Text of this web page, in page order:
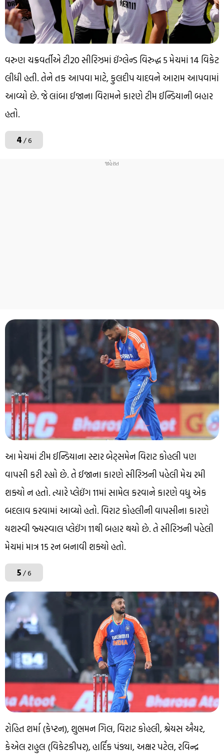
વરુણ ચક્રવર્તીએ ટી20 સીરિઝમાં ઈંગ્લેન્ડ વિરુદ્ધ 5 મેચમાં 14 વિકેટ
લીધી હતી. તેને તક આપવા માટે, કુલદીપ યાદવને આરામ આપવામાં
આવ્યો છે. જે લાંબા ઈજાના વિરામને કારણે ટીમ ઈન્ડિયાની બહાર
હતો.
4/ 6
આ મેચમાં ટીમ ઈન્ડિયાના સ્ટાર બેટ્સમેન વિરાટ કોહલી પણ
વાપસી કરી રહ્યો છે. તે ઈજાના કારણે સીરિઝની પહેલી મેચ રમી
શક્યો ન હતો. ત્યારે પ્લેઈંગ 11માં સામેલ કરવાને કારણે વધુ એક
બદલાવ કરવામાં આવ્યો હતો. વિરાટ કોહલીની વાપસીના કારણે
યશસ્વી જ્યસ્વાલ પ્લેઈંગ 11થી બહાર થયો છે. તે સીરિઝની પહેલી
મેચમાં માત્ર 15 રન બનાવી શક્યો હતો.
5/ 6
રોહિત શર્મા (કેપ્ટન), શુભમન ગિલ, વિરાટ કોહલી, શ્રેયસ ઐયર,
કેએલ રાહુલ (વિકેટકીપર), હાર્દિક પંડ્યા, અક્ષર પટેલ, રવિન્દ્ર